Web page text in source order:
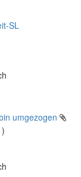
SL
umgezogen
)